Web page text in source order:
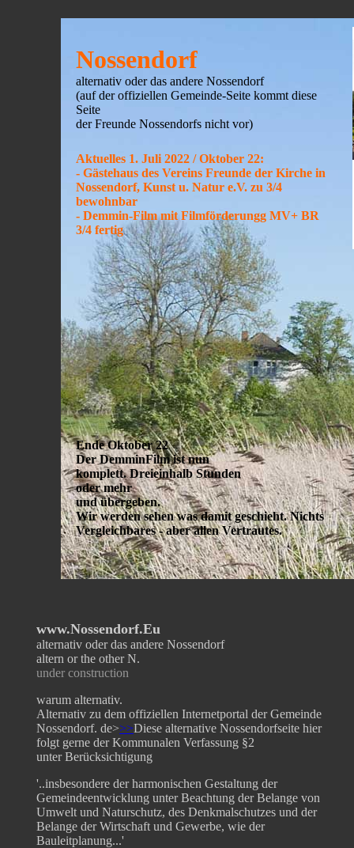
www.Nossendorf.Eu
alternativ oder das andere Nossendorf
altern or the other N.
under construction
warum alternativ.
Alternativ zu dem offiziellen Internetportal der Gemeinde
Nossendorf. de>>>Diese alternative Nossendorfseite hier
folgt gerne der Kommunalen Verfassung §2
unter Berücksichtigung
'..insbesondere der harmonischen Gestaltung der
Gemeindeentwicklung unter Beachtung der Belange von
Umwelt und Naturschutz, des Denkmalschutzes und der
Belange der Wirtschaft und Gewerbe, wie der
Bauleitplanung...'
Nossendorf
alternativ oder das andere Nossendorf
(auf der offiziellen Gemeinde-Seite kommt diese
Seite
der Freunde Nossendorfs nicht vor)
Aktuelles 1. Juli 2022 / Oktober 22:
- Gästehaus des Vereins Freunde der Kirche in
Nossendorf, Kunst u. Natur e.V. zu 3/4
bewohnbar
- Demmin-Film mit Filmförderungg MV+ BR
3/4 fertig
Ende Oktober 22
Der DemminFilm ist nun
komplett. Dreieinhalb Stunden
oder mehr
und übergeben.
Wir werden sehen was damit geschieht. Nichts
Vergleichbares - aber allen Vertrautes.